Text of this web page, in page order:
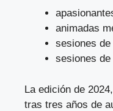
animadas
sesiones
sesiones
La edición de
tras tres años de